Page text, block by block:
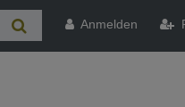
Anmelden